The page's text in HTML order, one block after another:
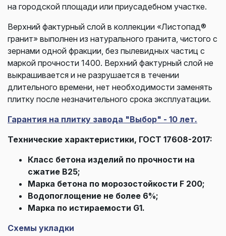
на городской площади или приусадебном участке.
Верхний фактурный слой в коллекции «Листопад®
гранит» выполнен из натурального гранита, чистого с
зернами одной фракции, без пылевидных частиц с
маркой прочности 1400. Верхний фактурный слой не
выкрашивается и не разрушается в течении
длительного времени, нет необходимости заменять
плитку после незначительного срока эксплуатации.
Гарантия на плитку завода "Выбор" - 10 лет.
Технические характеристики, ГОСТ 17608-2017:
Класс бетона изделий по прочности на
сжатие В25;
Марка бетона по морозостойкости F 200;
Водопоглощение не более 6%;
Марка по истираемости G1.
Схемы укладки